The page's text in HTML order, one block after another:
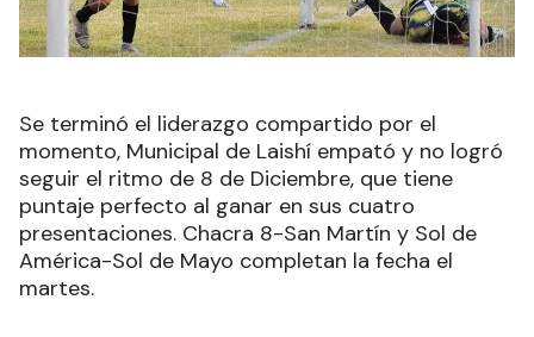
Se terminó el liderazgo compartido por el
momento, Municipal de Laishí empató y no logró
seguir el ritmo de 8 de Diciembre, que tiene
puntaje perfecto al ganar en sus cuatro
presentaciones. Chacra 8-San Martín y Sol de
América-Sol de Mayo completan la fecha el
martes.